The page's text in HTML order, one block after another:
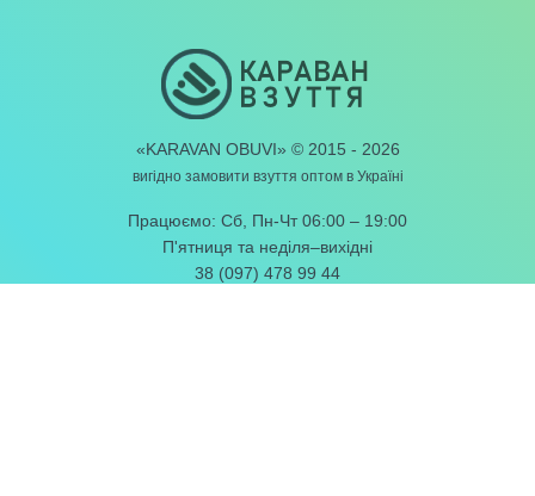
«KARAVAN OBUVI» © 2015 - 2026
вигідно замовити взуття оптом в Україні
Працюємо: Сб, Пн-Чт 06:00 – 19:00
П'ятниця та неділя–вихідні
38 (097) 478 99 44